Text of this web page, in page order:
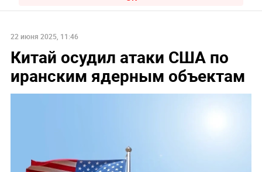
22 июня 2025, 11:46
Китай осудил атаки США по
иранским ядерным объектам